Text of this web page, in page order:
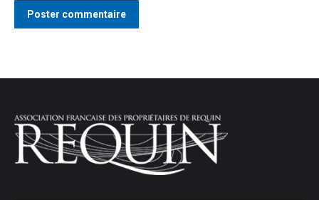
Poster commentaire